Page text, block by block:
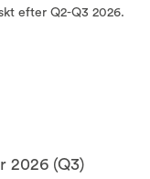
efter Q2-Q3 2026.
2026 (Q3)